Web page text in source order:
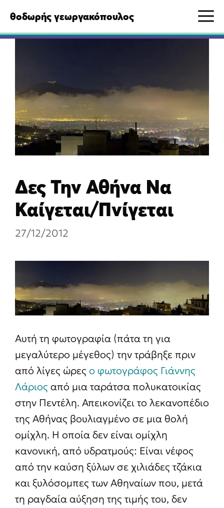
σε
περιεχόμενο
θοδωρής γεωργακόπουλος
Δες Την Αθήνα Να
Καίγεται/Πνίγεται
27/12/2012
Αυτή τη φωτογραφία (πάτα τη για
μεγαλύτερο μέγεθος) την τράβηξε πριν
από λίγες ώρες ο φωτογράφος Γιάννης
Λάριος από μια ταράτσα πολυκατοικίας
στην Πεντέλη. Απεικονίζει το λεκανοπέδιο
της Αθήνας βουλιαγμένο σε μια θολή
ομίχλη. Η οποία δεν είναι ομίχλη
κανονική, από υδρατμούς: Είναι νέφος
από την καύση ξύλων σε χιλιάδες τζάκια
και ξυλόσομπες των Αθηναίων που, μετά
τη ραγδαία αύξηση της τιμής του, δεν